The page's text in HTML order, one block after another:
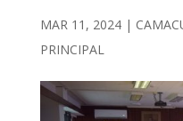
MAR 11, 2024|
PRINCIPAL